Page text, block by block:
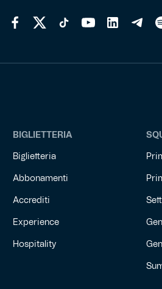
BIGLIETTERIA
Biglietteria
Abbonamenti
Accrediti
Experience
Hospitality